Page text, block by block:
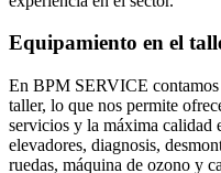
Equipamiento en el
En BPM SERVICE
taller, lo que nos permite
servicios y la máxima calidad
elevadores, diagnosis,
ruedas, máquina de ozono y